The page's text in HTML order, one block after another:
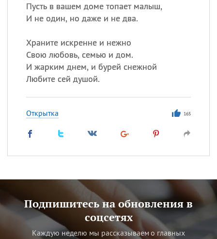
Пусть в вашем доме топает малыш,
И не один, но даже и не два.
Храните искренне и нежно
Свою любовь, семью и дом.
И жарким днем, и бурей снежной
Любите сей душой.
Открытка 165
Подпишитесь на обновления в
соцсетях
Каждую неделю мы рассказываем о главных